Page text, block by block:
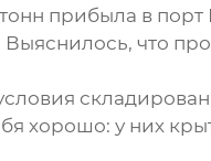
прибыла в
что
хорошо: у них